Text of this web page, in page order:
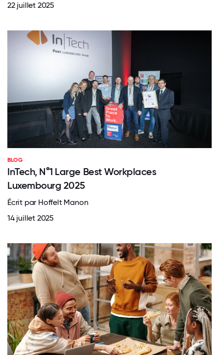
22 juillet 2025
BLOG
InTech, N°1 Large Best Workplaces
Luxembourg 2025
Écrit par Hoffelt Manon
14 juillet 2025